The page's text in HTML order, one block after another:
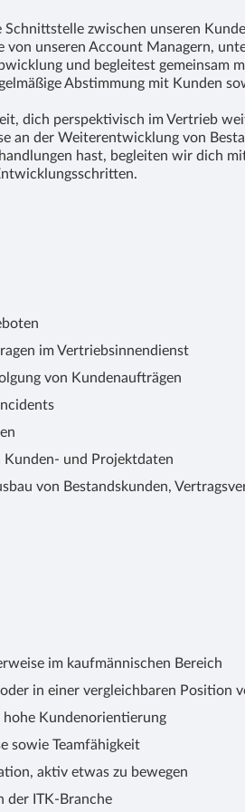
zwischen unseren
von unseren Account Managern,
und begleitest gemeinsam
Abstimmung mit Kunden
dich perspektivisch im Vertrieb
an der Weiterentwicklung von
hast, begleiten wir dich
im Vertriebsinnendienst
von Kundenaufträgen
Kunden- und Projektdaten
von Bestandskunden,
im kaufmännischen Bereich
in einer vergleichbaren Position
Kundenorientierung
sowie Teamfähigkeit
aktiv etwas zu bewegen
der ITK-Branche